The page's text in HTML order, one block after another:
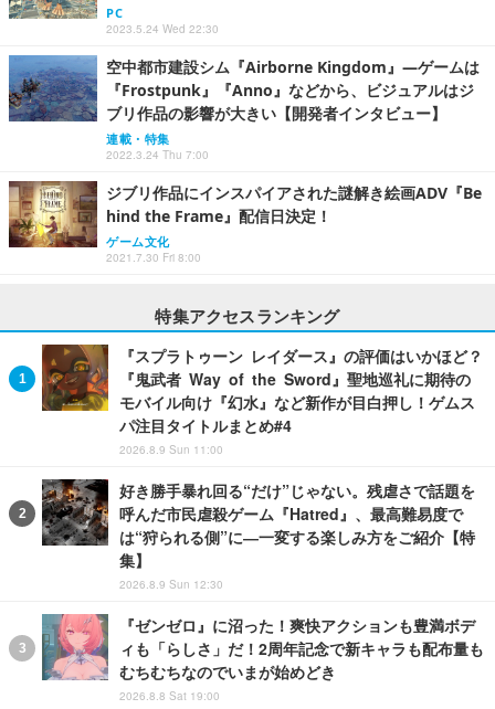
PC
2023.5.24 Wed 22:30
空中都市建設シム『Airborne Kingdom』―ゲームは
『Frostpunk』『Anno』などから、ビジュアルはジ
ブリ作品の影響が大きい【開発者インタビュー】
連載・特集
2022.3.24 Thu 7:00
ジブリ作品にインスパイアされた謎解き絵画ADV『Be
hind the Frame』配信日決定！
ゲーム文化
2021.7.30 Fri 8:00
特集アクセスランキング
『スプラトゥーン レイダース』の評価はいかほど？
『鬼武者 Way of the Sword』聖地巡礼に期待の
モバイル向け『幻水』など新作が目白押し！ゲムス
パ注目タイトルまとめ#4
2026.8.9 Sun 11:00
好き勝手暴れ回る“だけ”じゃない。残虐さで話題を
呼んだ市民虐殺ゲーム『Hatred』、最高難易度で
は“狩られる側”に―一変する楽しみ方をご紹介【特
集】
2026.8.9 Sun 12:30
『ゼンゼロ』に沼った！爽快アクションも豊満ボデ
ィも「らしさ」だ！2周年記念で新キャラも配布量も
むちむちなのでいまが始めどき
2026.8.8 Sat 19:00